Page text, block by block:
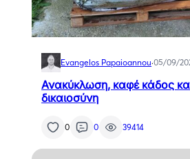
Evangelos Papaioannou·05/09/
Ανακύκλωση, καφέ κάδος
δικαιοσύνη
0 0 39414